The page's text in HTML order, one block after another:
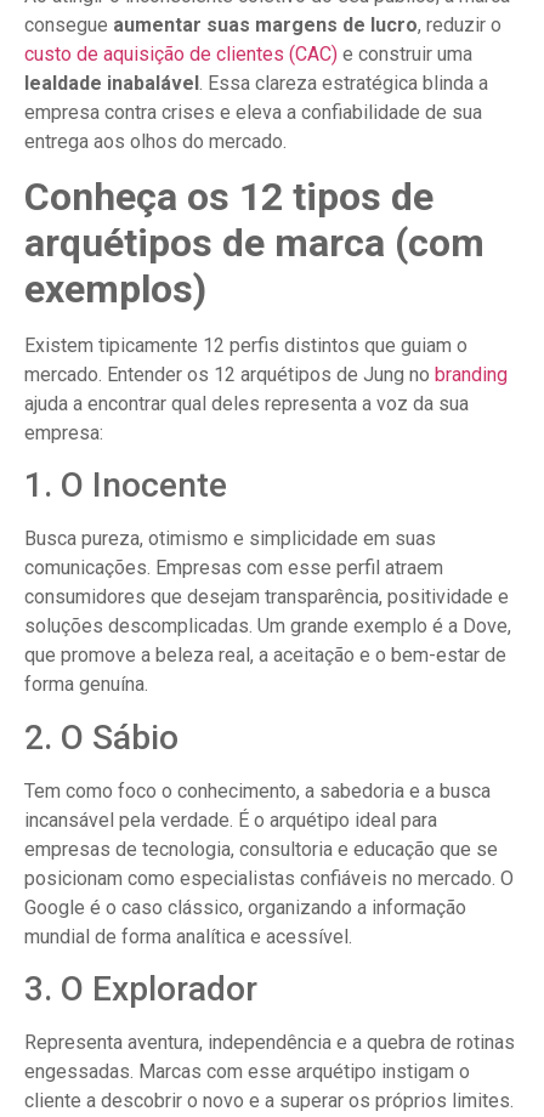
consegue aumentar suas margens de lucro, reduzir o
custo de aquisição de clientes (CAC) e construir uma
lealdade inabalável . Essa clareza estratégica blinda a
empresa contra crises e eleva a confiabilidade de sua
entrega aos olhos do mercado.
Conheça os 12 tipos de
arquétipos de marca (com
exemplos)
Existem tipicamente 12 perfis distintos que guiam o
mercado. Entender os 12 arquétipos de Jung no branding
ajuda a encontrar qual deles representa a voz da sua
empresa:
1. O Inocente
Busca pureza, otimismo e simplicidade em suas
comunicações. Empresas com esse perfil atraem
consumidores que desejam transparência, positividade e
soluções descomplicadas. Um grande exemplo é a Dove,
que promove a beleza real, a aceitação e o bem-estar de
forma genuína.
2. O Sábio
Tem como foco o conhecimento, a sabedoria e a busca
incansável pela verdade. É o arquétipo ideal para
empresas de tecnologia, consultoria e educação que se
posicionam como especialistas confiáveis no mercado. O
Google é o caso clássico, organizando a informação
mundial de forma analítica e acessível.
3. O Explorador
Representa aventura, independência e a quebra de rotinas
engessadas. Marcas com esse arquétipo instigam o
cliente a descobrir o novo e a superar os próprios limites.